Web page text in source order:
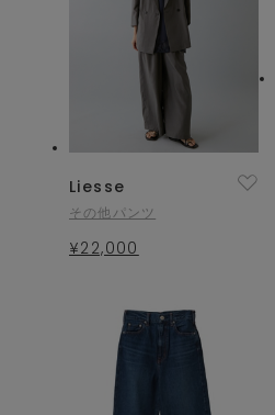
Liesse
その他パンツ
¥22,000